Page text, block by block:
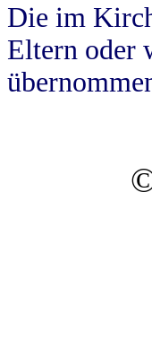
Die im
Eltern oder